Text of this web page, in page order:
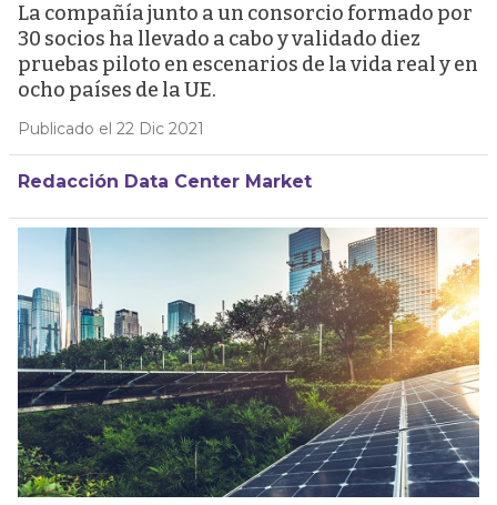
La compañía junto a un consorcio formado por
30 socios ha llevado a cabo y validado diez
pruebas piloto en escenarios de la vida real y en
ocho países de la UE.
Publicado el 22 Dic 2021
Redacción Data Center Market